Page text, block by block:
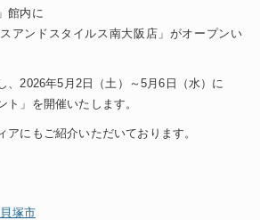
館内に
アンドスタイルス南大阪店」がオープンい
、2026年5月2日（土）～5月6日（水）に
ト」を開催いたします。
アにもご紹介いただいております。
塚市